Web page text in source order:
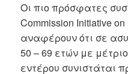
Οι πιο πρόσφατες
Commission Initiative
αναφέρουν ότι σε
50 – 69 ετών με
εντέρου συνιστάται